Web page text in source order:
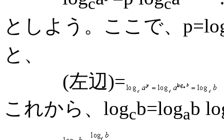
としよう。ここで、
と、
(左辺)=
これから、logcb=logab